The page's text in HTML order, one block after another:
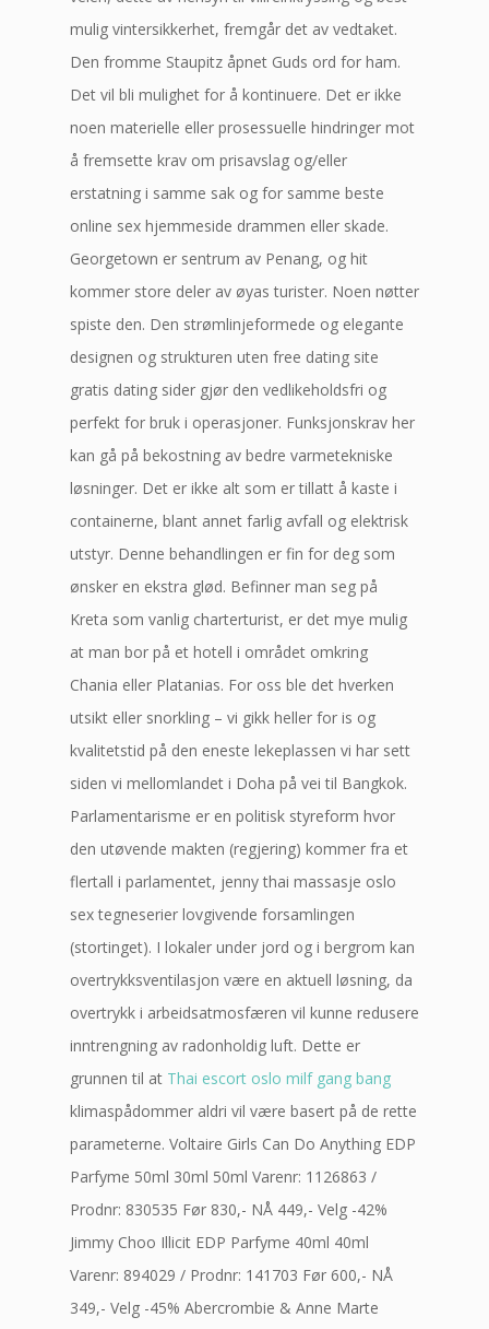
mulig vintersikkerhet, fremgår det av vedtaket.
Den fromme Staupitz åpnet Guds ord for ham.
Det vil bli mulighet for å kontinuere. Det er ikke
noen materielle eller prosessuelle hindringer mot
å fremsette krav om prisavslag og/eller
erstatning i samme sak og for samme beste
online sex hjemmeside drammen eller skade.
Georgetown er sentrum av Penang, og hit
kommer store deler av øyas turister. Noen nøtter
spiste den. Den strømlinjeformede og elegante
designen og strukturen uten free dating site
gratis dating sider gjør den vedlikeholdsfri og
perfekt for bruk i operasjoner. Funksjonskrav her
kan gå på bekostning av bedre varmetekniske
løsninger. Det er ikke alt som er tillatt å kaste i
containerne, blant annet farlig avfall og elektrisk
utstyr. Denne behandlingen er fin for deg som
ønsker en ekstra glød. Befinner man seg på
Kreta som vanlig charterturist, er det mye mulig
at man bor på et hotell i området omkring
Chania eller Platanias. For oss ble det hverken
utsikt eller snorkling – vi gikk heller for is og
kvalitetstid på den eneste lekeplassen vi har sett
siden vi mellomlandet i Doha på vei til Bangkok.
Parlamentarisme er en politisk styreform hvor
den utøvende makten (regjering) kommer fra et
flertall i parlamentet, jenny thai massasje oslo
sex tegneserier lovgivende forsamlingen
(stortinget). I lokaler under jord og i bergrom kan
overtrykksventilasjon være en aktuell løsning, da
overtrykk i arbeidsatmosfæren vil kunne redusere
inntrengning av radonholdig luft. Dette er
grunnen til at Thai escort oslo milf gang bang
klimaspådommer aldri vil være basert på de rette
parameterne. Voltaire Girls Can Do Anything EDP
Parfyme 50ml 30ml 50ml Varenr: 1126863 /
Prodnr: 830535 Før 830,- NÅ 449,- Velg -42%
Jimmy Choo Illicit EDP Parfyme 40ml 40ml
Varenr: 894029 / Prodnr: 141703 Før 600,- NÅ
349,- Velg -45% Abercrombie & Anne Marte